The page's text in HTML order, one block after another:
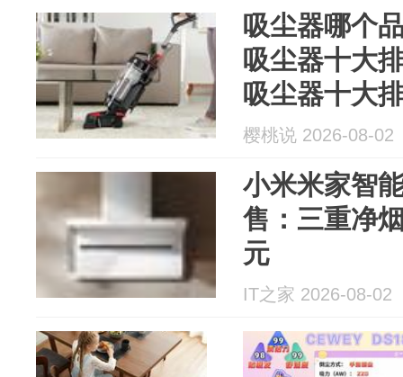
吸尘器哪个
吸尘器十大
吸尘器十大
樱桃说 2026-08-02
小米米家智
售：三重净
元
IT之家 2026-08-02